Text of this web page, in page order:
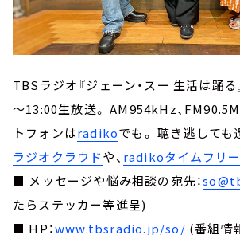
TBSラジオ『ジェーン・スー 生活は踊
～13:00生放送。 AM954kHz、
トフォンはradikoでも。 聴き逃しても
ラジオクラウドや、 radikoタイムフリー
■ メッセージや悩み相談の宛先：
たらステッカー等進呈)
■ HP：www.tbsradio.jp/so/ (番組情